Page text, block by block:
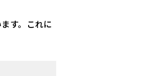
す。これに